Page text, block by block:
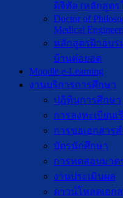
ดิจิทัล (หลักสูตร
Doctor of
Medical
หลักสูตรฝึกอบร
บ้านต่อยอด
Moodle e-Learning
งานบริการการศึกษา
ปฎิทินการศึกษา
การลงทะเบียนเ
การขอเอกสาร
บัตรนักศึกษา
การทดสอบมาต
งานประเมินผล
ดาวน์โหลดเอก